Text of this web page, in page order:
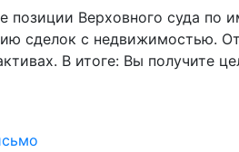
Верховного суда по
сделок с недвижимостью.
В итоге: Вы получите